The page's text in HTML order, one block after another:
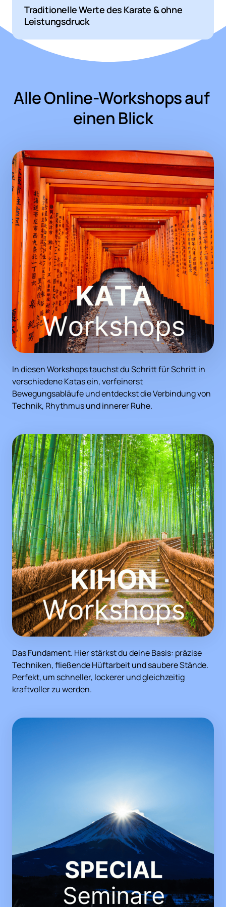
Traditionelle Werte des Karate & ohne
Leistungsdruck
Alle Online-Workshops auf
einen Blick
In diesen Workshops tauchst du Schritt für Schritt in
verschiedene Katas ein, verfeinerst
Bewegungsabläufe und entdeckst die Verbindung von
Technik, Rhythmus und innerer Ruhe.
Das Fundament. Hier stärkst du deine Basis: präzise
Techniken, fließende Hüftarbeit und saubere Stände.
Perfekt, um schneller, lockerer und gleichzeitig
kraftvoller zu werden.